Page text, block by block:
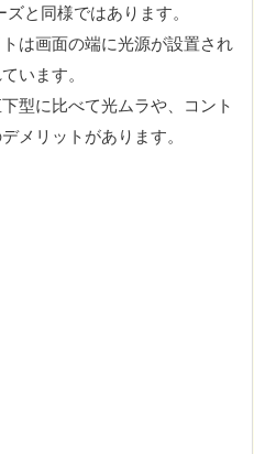
と同様ではあります。
は画面の端に光源が設置され
います。
型に比べて光ムラや、コント
メリットがあります。